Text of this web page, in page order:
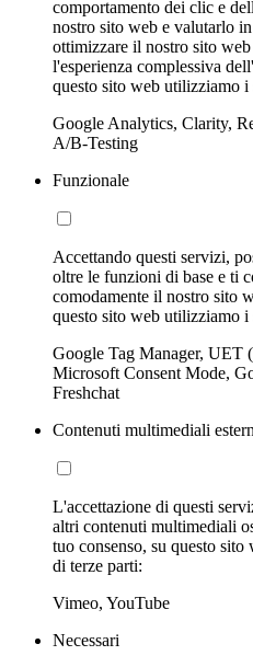
comportamento dei clic e
nostro sito web e valutarlo
ottimizzare il nostro sito
l'esperienza complessiva
questo sito web utilizziamo
Google Analytics, Clarity,
A/B-Testing
Funzionale
Accettando questi servizi,
oltre le funzioni di base e ti
comodamente il nostro sito
questo sito web utilizziamo
Google Tag Manager, UET
Microsoft Consent Mode,
Freshchat
Contenuti multimediali
L'accettazione di questi
altri contenuti multimediali
tuo consenso, su questo
di terze parti:
Vimeo, YouTube
Necessari